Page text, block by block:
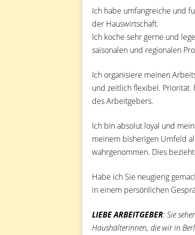
Ich habe umfangreiche und
der Hauswirtschaft.
Ich koche sehr gerne und
saisonalen und regionalen
Ich organisiere meinen
und zeitlich flexibel. Priorität
des Arbeitgebers.
Ich bin absolut loyal und
meinem bisherigen Umfeld
wahrgenommen. Dies
Habe ich Sie neugierig
in einem persönlichen
LIEBE ARBEITGEBER: Sie
Haushälterinnen, die wir in